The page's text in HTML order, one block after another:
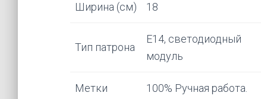
Ширина (см) 18
Тип патрона
Е14, светодиодный
модуль
Метки 100% Ручная работа.